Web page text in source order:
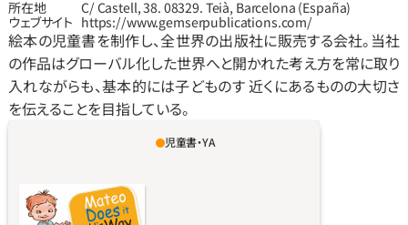
所在地
C/ Castell, 38. 08329. Teià, Barcelona (España)
ウェブサイト https://www.gemserpublications.com/
絵本の児童書を制作し、全世界の出版社に販売する会社。当社
の作品はグローバル化した世界へと開かれた考え方を常に取り
入れながらも、基本的には子どものす 近くにあるものの大切さ
を伝えることを目指している。
マテオには彼自身の好みがあり、その好みに合
マテオがやりたいことよりやるべきことしか
頭にない。家族は子供が喜ぶはずだと思うおも
児童書・YA